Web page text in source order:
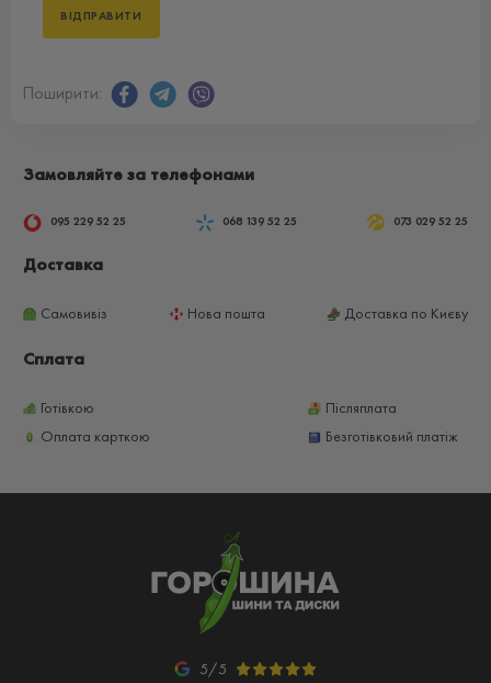
Поширити:
Замовляйте за телефонами
095 229 52 25 068 139 52 25 073 029 52 25
Доставка
Самовивіз Нова пошта Доставка по Києву
Сплата
Готівкою
Післяплата
Оплата карткою
Безготівковий платіж
5/5